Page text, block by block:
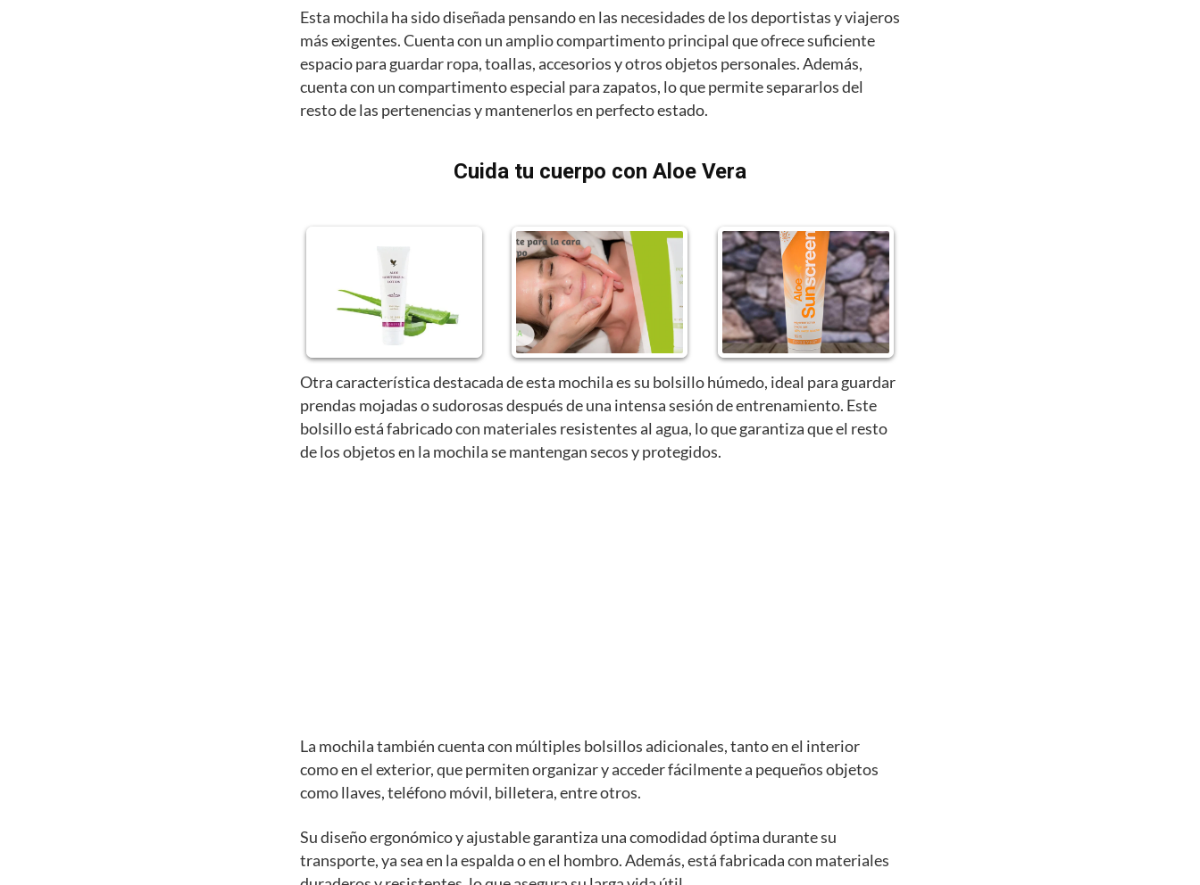
Esta mochila ha sido diseñada pensando en las necesidades de los deportistas y viajeros
más exigentes. Cuenta con un amplio compartimento principal que ofrece suficiente
espacio para guardar ropa, toallas, accesorios y otros objetos personales. Además,
cuenta con un compartimento especial para zapatos, lo que permite separarlos del
resto de las pertenencias y mantenerlos en perfecto estado.
Cuida tu cuerpo con Aloe Vera
Otra característica destacada de esta mochila es su bolsillo húmedo, ideal para guardar
prendas mojadas o sudorosas después de una intensa sesión de entrenamiento. Este
bolsillo está fabricado con materiales resistentes al agua, lo que garantiza que el resto
de los objetos en la mochila se mantengan secos y protegidos.
La mochila también cuenta con múltiples bolsillos adicionales, tanto en el interior
como en el exterior, que permiten organizar y acceder fácilmente a pequeños objetos
como llaves, teléfono móvil, billetera, entre otros.
Su diseño ergonómico y ajustable garantiza una comodidad óptima durante su
transporte, ya sea en la espalda o en el hombro. Además, está fabricada con materiales